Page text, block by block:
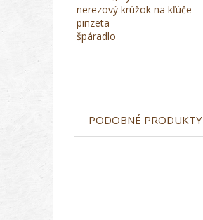
nerezový krúžok na kľúče
pinzeta
špáradlo
PODOBNÉ PRODUKTY